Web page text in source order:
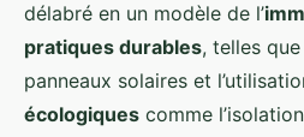
délabré en un modèle de l’
pratiques durables, telles
panneaux solaires et
écologiques comme